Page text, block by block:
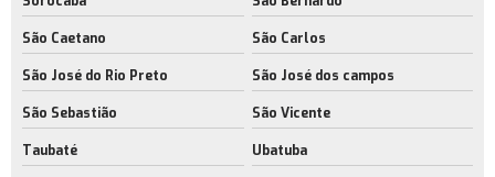
Empresa de galpão para operações logísticas
Galpões com acesso para caminhões
Galpões industriais com licença ambiental
Empresa de galpões industriais modernos
São Caetano São Carlos
São José do Rio Preto São José dos campos
São Sebastião São Vicente
Taubaté Ubatuba